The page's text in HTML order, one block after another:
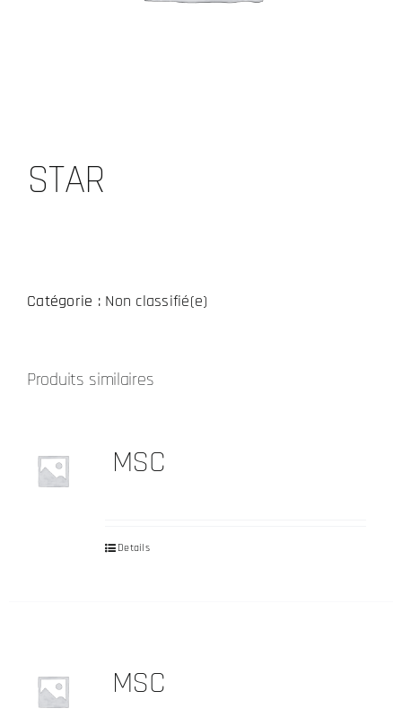
STAR
Catégorie : Non classifié(e)
Produits similaires
MSC
Details
MSC